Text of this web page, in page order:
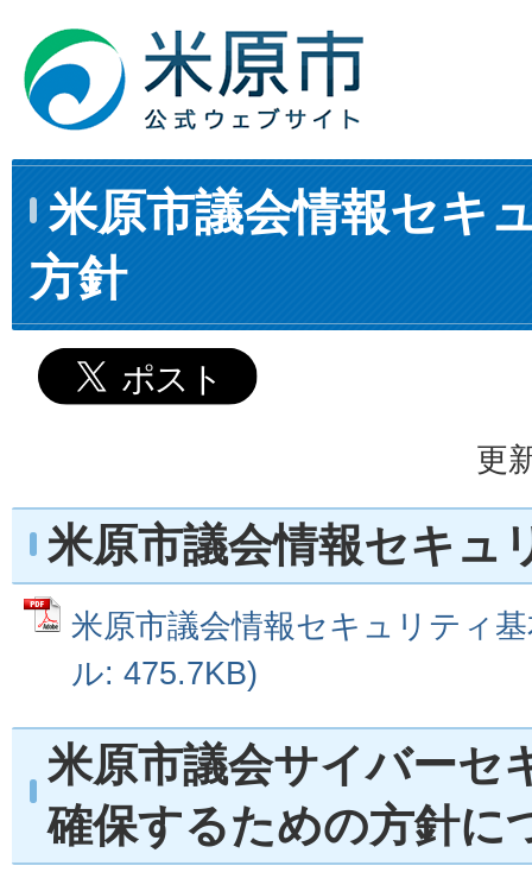
米原市議会情報セキ
方針
更
米原市議会情報セキュ
米原市議会情報セキュリティ
ル: 475.7KB)
米原市議会サイバーセ
確保するための方針に